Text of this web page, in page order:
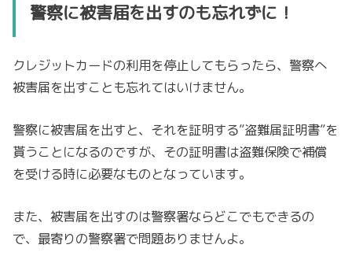
警察に被害届を出すのも忘れずに！
クレジットカードの利用を停止してもらったら、警察へ
被害届を出すことも忘れてはいけません。
警察に被害届を出すと、それを証明する”盗難届証明書”を
貰うことになるのですが、その証明書は盗難保険で補償
を受ける時に必要なものとなっています。
また、被害届を出すのは警察署ならどこでもできるの
で、最寄りの警察署で問題ありませんよ。